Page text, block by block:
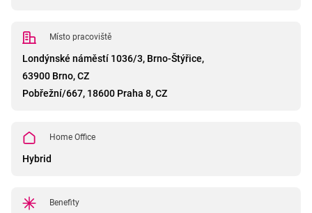
Místo pracoviště
Londýnské náměstí 1036/3, Brno-Štýřice,
63900 Brno, CZ
Pobřežní/667, 18600 Praha 8, CZ
Home Office
Hybrid
Benefity